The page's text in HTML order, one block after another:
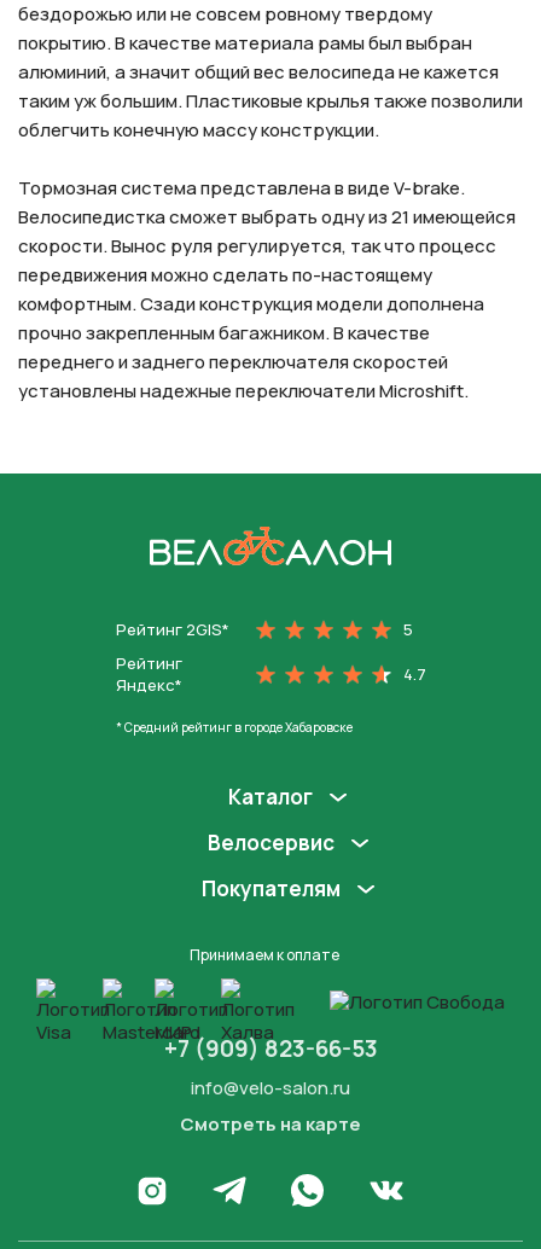
бездорожью или не совсем ровному твердому
покрытию. В качестве материала рамы был выбран
алюминий, а значит общий вес велосипеда не кажется
таким уж большим. Пластиковые крылья также позволили
облегчить конечную массу конструкции.
Тормозная система представлена в виде V-brake.
Велосипедистка сможет выбрать одну из 21 имеющейся
скорости. Вынос руля регулируется, так что процесс
передвижения можно сделать по-настоящему
комфортным. Сзади конструкция модели дополнена
прочно закрепленным багажником. В качестве
переднего и заднего переключателя скоростей
установлены надежные переключатели Microshift.
Рейтинг 2GIS*
5
Рейтинг
Яндекс*
4.7
* Средний рейтинг в городе Хабаровске
Каталог
Велосервис
Покупателям
Принимаем к оплате
+7 (909) 823-66-53
info@velo-salon.ru
Смотреть на карте
Перейти в Инстаграм
Написать в Телеграм
Написать в WhatsApp
Перейти во